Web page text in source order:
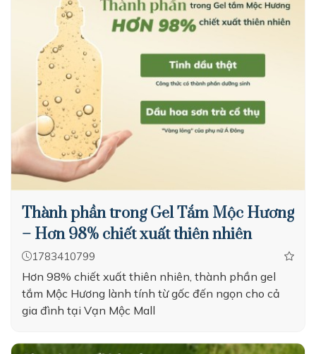
Thành phần trong Gel Tắm Mộc Hương
– Hơn 98% chiết xuất thiên nhiên
1783410799
Hơn 98% chiết xuất thiên nhiên, thành phần gel
tắm Mộc Hương lành tính từ gốc đến ngọn cho cả
gia đình tại Vạn Mộc Mall